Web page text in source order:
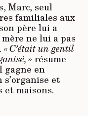
Marc, seul
familiales aux
père lui a
ne lui a pas
« C’était un gentil
» résume
gagne en
et
maisons.